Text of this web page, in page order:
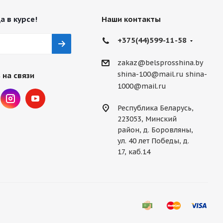
в курсе!
связи
Наши контакты
+375(44)599-11-58
zakaz@belsprosshina.by
shina-100@mail.ru shina-
1000@mail.ru
Республика Беларусь,
223053, Минский
район, д. Боровляны,
ул. 40 лет Победы, д.
17, каб.14